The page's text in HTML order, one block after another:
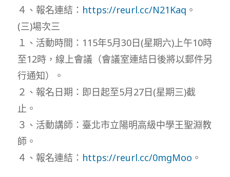
４、報名連結： https://reurl.cc/N21Kaq 。
(三)場次三
１、活動時間：115年5月30日(星期六)上午10時
至12時，線上會議（會議室連結日後將以郵件另
行通知）。
２、報名日期：即日起至5月27日(星期三)截
止。
３、活動講師：臺北市立陽明高級中學王聖淵教
師。
４、報名連結： https://reurl.cc/0mgMoo 。